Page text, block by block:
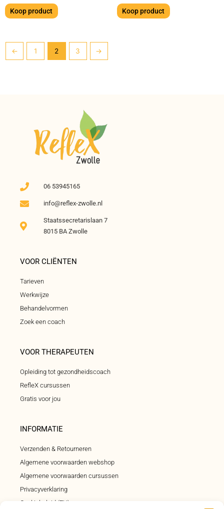
Koop product Koop product
← 1 2 3 →
06 53945165
info@reflex-zwolle.nl
Staatssecretarislaan 7
8015 BA Zwolle
VOOR CLIËNTEN
Tarieven
Werkwijze
Behandelvormen
Zoek een coach
VOOR THERAPEUTEN
Opleiding tot gezondheidscoach
RefleX cursussen
Gratis voor jou
INFORMATIE
Verzenden & Retourneren
Algemene voorwaarden webshop
Algemene voorwaarden cursussen
Privacyverklaring
Cookiebeleid (EU)